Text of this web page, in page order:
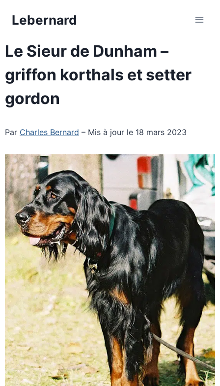
Lebernard
Le Sieur de Dunham –
griffon korthals et setter
gordon
Par Charles Bernard – Mis à jour le 18 mars 2023